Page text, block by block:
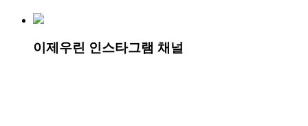
이제우린 인스타그램 채널